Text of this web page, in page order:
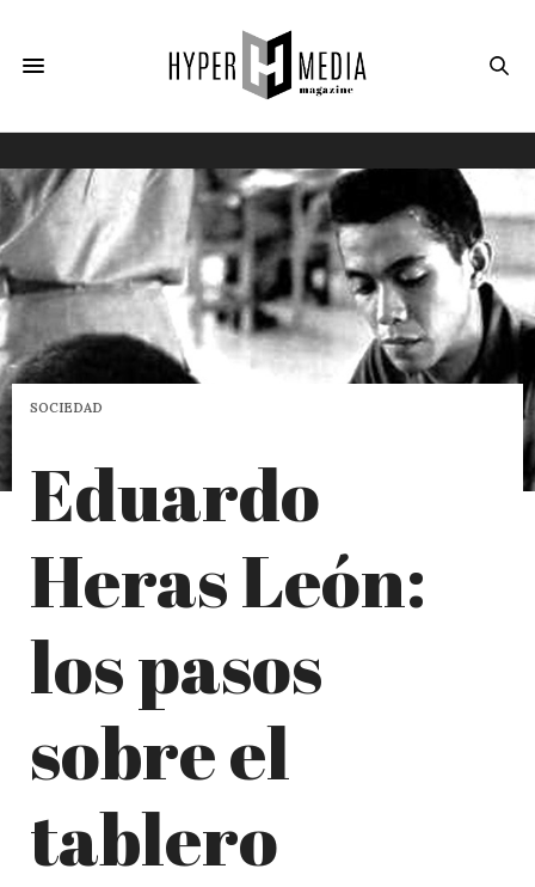
SOCIEDAD
Eduardo
Heras León:
los pasos
sobre el
tablero